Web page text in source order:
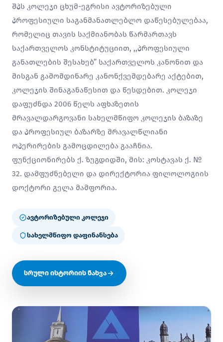
შპს კოლეჯი ცხუმ-ეგრისი ავტორიზებული
პროფესიული საგანმანათლებლო დაწესებულებაა,
რომელიც თავის საქმიანობას წარმართავს
საქართველოს კონსტიტუციით, ,,პროფესიული
განათლების შესახებ” საქართველოს კანონით და
მისგან გამომდინარე კანონქვემდებარე აქტებით,
კოლეჯის შინაგანაწესით და წესდებით. კოლეჯი
დაფუძნდა 2006 წელს აფხაზეთის
მრავალდარგოვანი სახელმწიფო კოლეჯის ბაზაზე
და პროფესიულ ბაზარზე მრავალწლიანი
ოპერირების გამოცდილება გააჩნია.
ფუნქციონირებს ქ. ზუგდიდში, მის: კოსტავას ქ. №
32. დამფუძნებელი და დირექტორია ფილოლოგიის
დოქტორი გელა მამფორია.
ავტორიზებული კოლეჯი
სახელმწიფო დაფინანსება
სრული ისტორიის ნახვა